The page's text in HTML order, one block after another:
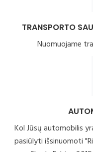
TRANSPORTO
Nuomuojame
Kol Jūsų automobilis
pasiūlyti išsinuomoti